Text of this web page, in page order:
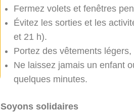
Fermez volets et fenêtres
Évitez les sorties et les
et 21 h).
Portez des vêtements
Ne laissez jamais un enfant
quelques minutes.
Soyons solidaires